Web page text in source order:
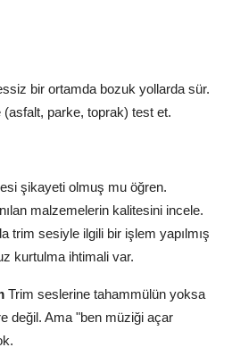
bir ortamda bozuk yollarda sür.
(asfalt, parke, toprak) test et.
şikayeti olmuş mu öğren.
malzemelerin kalitesini incele.
trim sesiyle ilgili bir işlem yapılmış
kurtulma ihtimali var.
Trim seslerine tahammülün yoksa
değil. Ama "ben müziği açar